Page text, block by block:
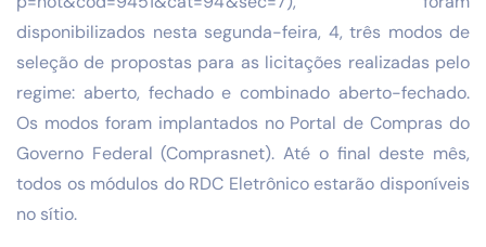
disponibilizados nesta segunda-feira, 4, três modos de
seleção de propostas para as licitações realizadas pelo
regime: aberto, fechado e combinado aberto-fechado.
Os modos foram implantados no Portal de Compras do
Governo Federal (Comprasnet). Até o final deste mês,
todos os módulos do RDC Eletrônico estarão disponíveis
no sítio.